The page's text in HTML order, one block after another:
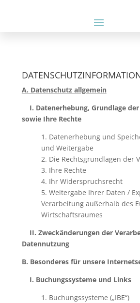
A. Datenschutz allgemein
I. Datenerhebung, Grundlage
sowie Ihre Rechte
1. Datenerhebung und
und Weitergabe
2. Die Rechtsgrundlagen der
3. Ihre Rechte
4. Ihr Widerspruchsrecht
5. Weitergabe Ihrer Daten /
Verarbeitung außerhalb des
Wirtschaftsraumes
II. Zweckänderungen der
Datennutzung
B. Besonderes für unsere
I. Buchungssysteme und Links
1. Buchungssysteme („IBE“)